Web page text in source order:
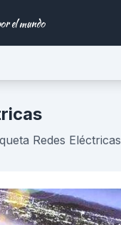
el mundo
Redes Eléctricas